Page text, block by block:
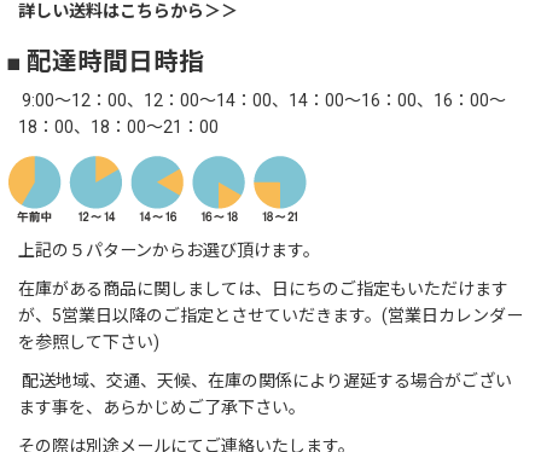
詳しい送料はこちらから＞＞
■ 配達時間日時指
9:00～12：00、12：00～14：00、14：00～16：00、16：00～
18：00、18：00～21：00
上記の５パターンからお選び頂けます。
在庫がある商品に関しましては、日にちのご指定もいただけます
が、5営業日以降のご指定とさせていだきます。(営業日カレンダー
を参照して下さい)
配送地域、交通、天候、在庫の関係により遅延する場合がござい
ます事を、あらかじめご了承下さい。
その際は別途メールにてご連絡いたします。